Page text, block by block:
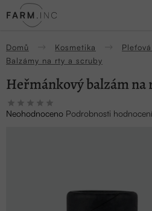
na
Domů Kosmetika
Balzámy na rty a scruby
Heřmánkový balzám
Průměrné
hodnocení
Neohodnoceno Podrobnosti hodnocení